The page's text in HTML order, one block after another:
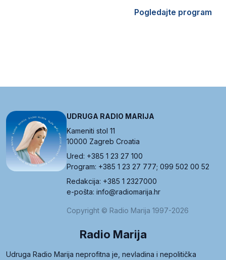
Pogledajte program
UDRUGA RADIO MARIJA
Kameniti stol 11
10000 Zagreb Croatia
Ured: +385 1 23 27 100
Program: +385 1 23 27 777; 099 502 00 52
Redakcija: +385 1 2327000
e-pošta: info@radiomarija.hr
Copyright © Radio Marija 1997-2026
Radio Marija
Udruga Radio Marija neprofitna je, nevladina i nepolitička